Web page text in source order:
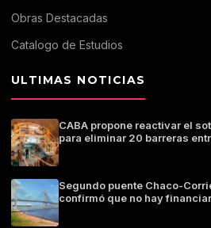
Obras Destacadas
Catalogo de Estudios
ULTIMAS NOTICIAS
CABA propone reactivar el
para eliminar 20 barreras
Segundo puente Chaco-
confirmó que no hay